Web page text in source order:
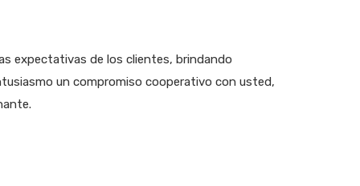
expectativas de los clientes, brindando
un compromiso cooperativo con usted,